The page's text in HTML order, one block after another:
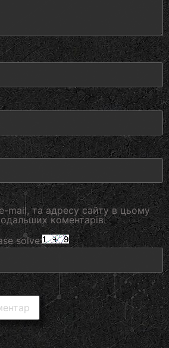
mail, та адресу сайту в цьому
коментарів.
solve: